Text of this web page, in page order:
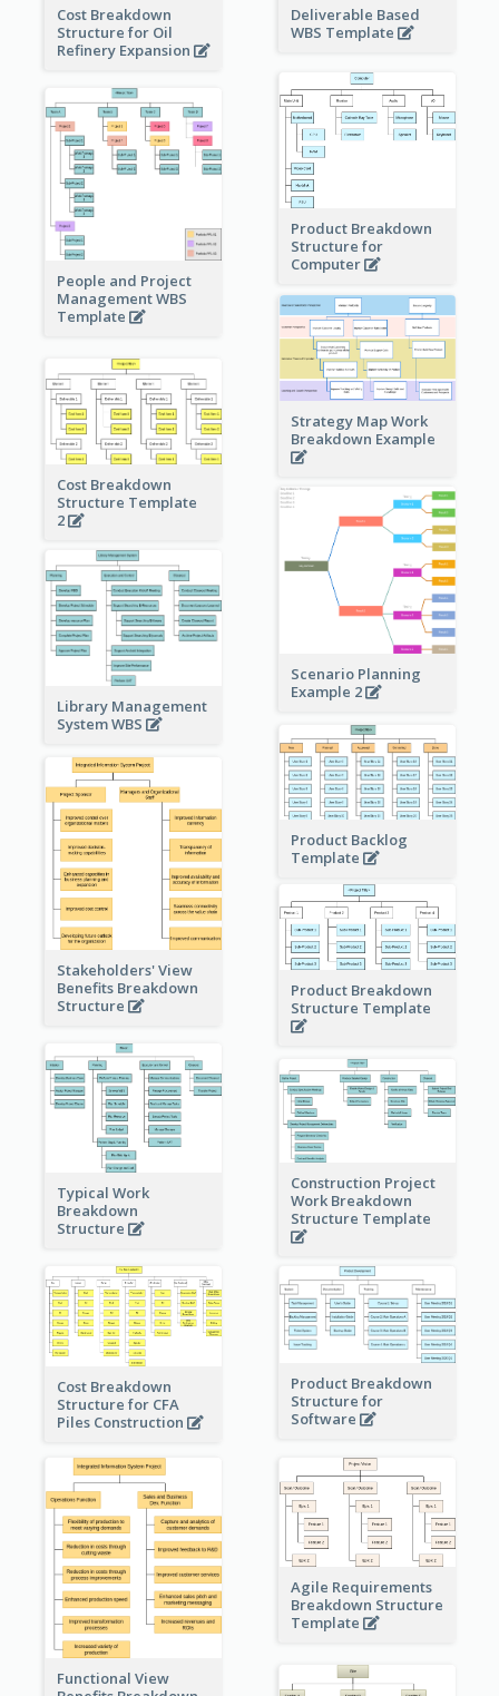
Cost Breakdown
Structure for Oil
Refinery Expansion
Deliverable Based
WBS Template
Product Breakdown
Structure for
Computer
People and Project
Management WBS
Template
Strategy Map Work
Breakdown Example
Cost Breakdown
Structure Template
2
Scenario Planning
Example 2
Library Management
System WBS
Product Backlog
Template
Stakeholders' View
Benefits Breakdown
Structure
Product Breakdown
Structure Template
Typical Work
Breakdown
Structure
Construction Project
Work Breakdown
Structure Template
Cost Breakdown
Structure for CFA
Piles Construction
Product Breakdown
Structure for
Software
Functional View
Agile Requirements
Breakdown Structure
Template